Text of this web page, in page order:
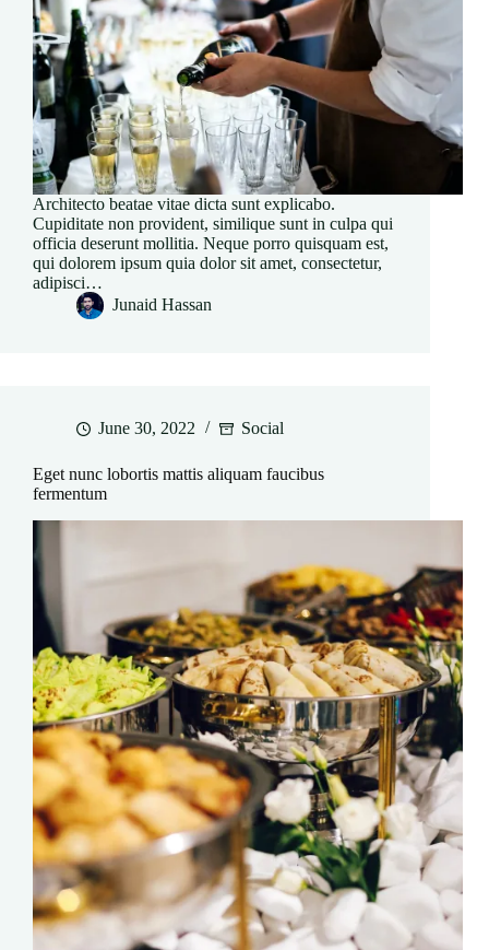
Architecto beatae vitae dicta sunt explicabo.
Cupiditate non provident, similique sunt in culpa qui
officia deserunt mollitia. Neque porro quisquam est,
qui dolorem ipsum quia dolor sit amet, consectetur,
adipisci…
Junaid Hassan
June 30, 2022 Social
Eget nunc lobortis mattis aliquam faucibus
fermentum